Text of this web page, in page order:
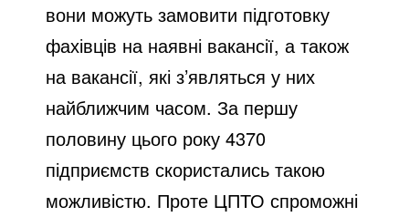
вони можуть замовити підготовку
фахівців на наявні вакансії, а також
на вакансії, які з’являться у них
найближчим часом. За першу
половину цього року 4370
підприємств скористались такою
можливістю. Проте ЦПТО спроможні